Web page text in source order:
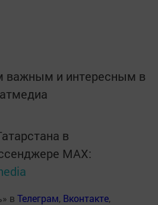
важным и интересным в
в
MАХ:
в Телеграм, Вконтакте,